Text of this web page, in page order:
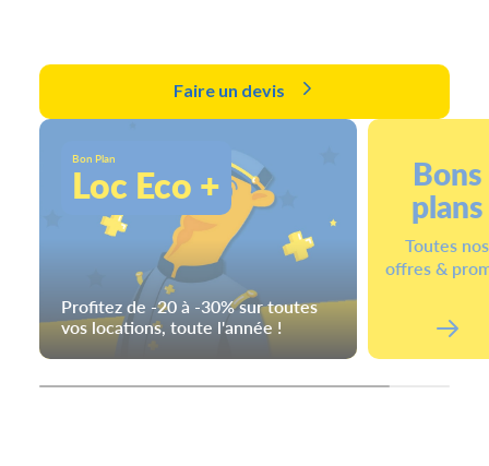
Faire un devis
Bon Plan
Loc Eco +
Profitez de -20 à -30% sur toutes
vos locations, toute l'année !
Bons
plans
Toutes nos
offres &